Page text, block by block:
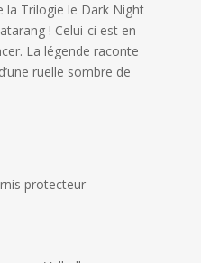
la Trilogie le Dark Night
! Celui-ci est en
La légende raconte
ruelle sombre de
protecteur